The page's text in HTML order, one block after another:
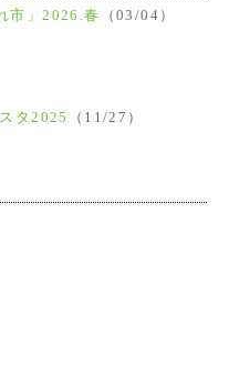
市」2026.春
（03/04）
タ2025
（11/27）